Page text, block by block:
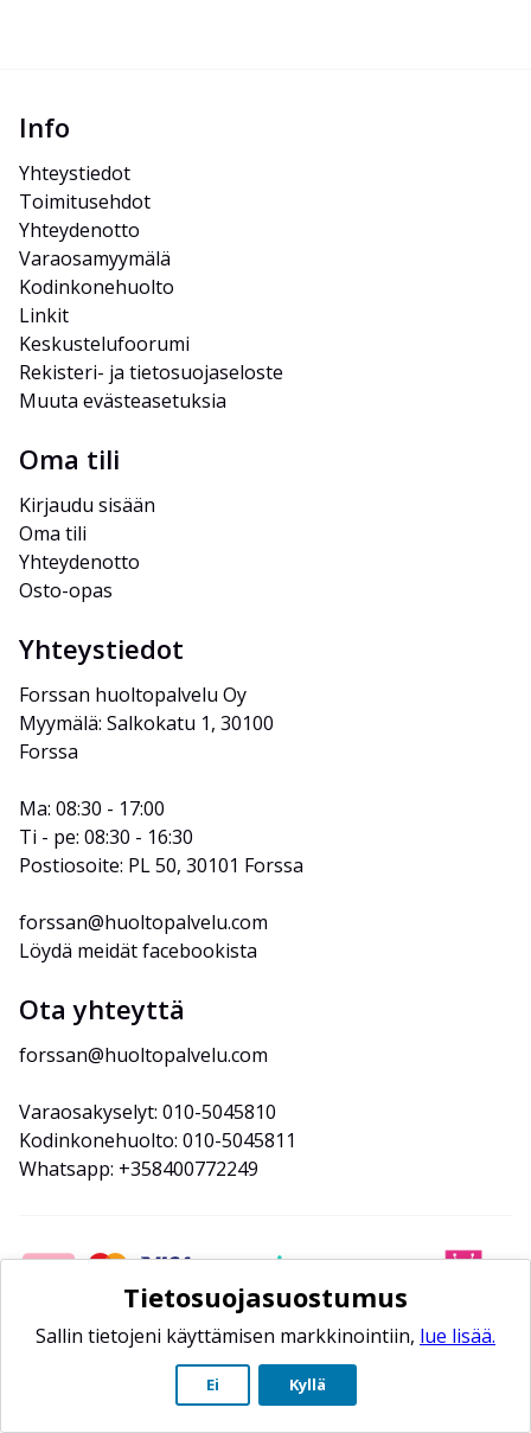
Info
Yhteystiedot
Toimitusehdot
Yhteydenotto
Varaosamyymälä
Kodinkonehuolto
Linkit
Keskustelufoorumi
Rekisteri- ja tietosuojaseloste
Muuta evästeasetuksia
Oma tili
Kirjaudu sisään
Oma tili
Yhteydenotto
Osto-opas
Yhteystiedot
Forssan huoltopalvelu Oy
Myymälä: Salkokatu 1, 30100
Forssa
Ma: 08:30 - 17:00
Ti - pe: 08:30 - 16:30
Postiosoite: PL 50, 30101 Forssa
forssan@huoltopalvelu.com
Löydä meidät facebookista
Ota yhteyttä
forssan@huoltopalvelu.com
Varaosakyselyt: 010-5045810
Kodinkonehuolto: 010-5045811
Whatsapp: +358400772249
Tietosuojasuostumus
Sallin tietojeni käyttämisen markkinointiin, lue lisää.
Ei Kyllä